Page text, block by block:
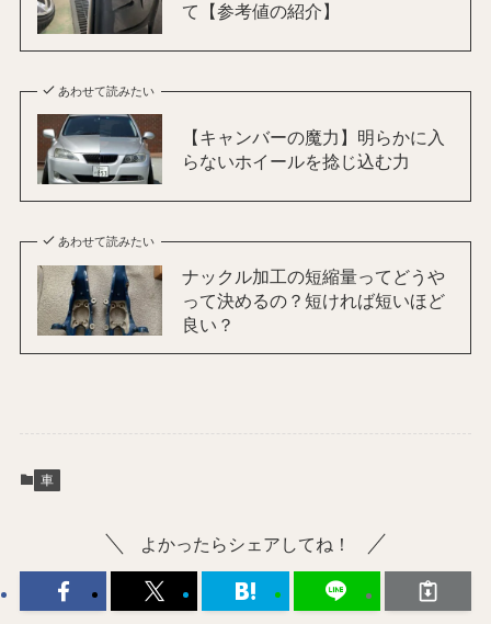
て【参考値の紹介】
あわせて読みたい
【キャンバーの魔力】明らかに入
らないホイールを捻じ込む力
あわせて読みたい
ナックル加工の短縮量ってどうや
って決めるの？短ければ短いほど
良い？
車
よかったらシェアしてね！